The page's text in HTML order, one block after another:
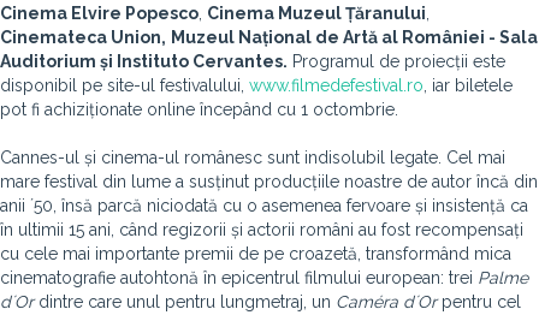
Cinema Elvire Popesco Cinema Muzeul Țăranului
Cinemateca Union, Muzeul Național de Artă al României - Sala
Auditorium și Instituto Cervantes. Programul de proiecții este
disponibil pe site-ul festivalului, www.filmedefestival.ro , iar biletele
pot fi achiziționate online începând cu 1 octombrie.
Cannes-ul și cinema-ul românesc sunt indisolubil legate. Cel mai
mare festival din lume a susținut producțiile noastre de autor încă din
anii ´50, însă parcă niciodată cu o asemenea fervoare și insistență ca
în ultimii 15 ani, când regizorii și actorii români au fost recompensați
cu cele mai importante premii de pe croazetă, transformând mica
cinematografie autohtonă în epicentrul filmului european: trei Palme
d´Ordintre care unul pentru lungmetraj, un Caméra d´Orpentru cel